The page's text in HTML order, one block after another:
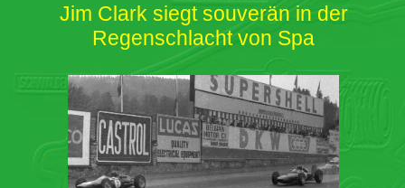
Jim Clark siegt souverän in der
Regenschlacht von Spa